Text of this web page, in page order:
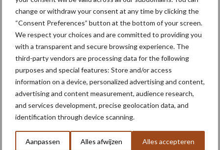
change or withdraw your consent at any time by clicking the
“Consent Preferences” button at the bottom of your screen.
We respect your choices and are committed to providing you
with a transparent and secure browsing experience. The
third-party vendors are processing data for the following
purposes and special features: Store and/or access
information on a device, personalized advertising and content,
advertising and content measurement, audience research,
and services development, precise geolocation data, and
identification through device scanning.
Aanpassen Alles afwijzen Alles accepteren
Primaire
Recent nieuws Partner nieuws
Kunstmeststrooier Pootmachine
Toon meer